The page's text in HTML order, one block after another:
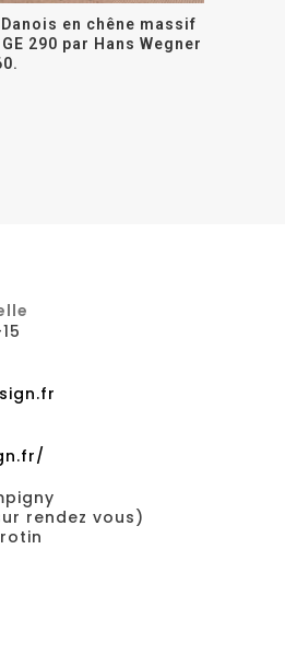
en chêne massif
290 par Hans Wegner
rendez vous)